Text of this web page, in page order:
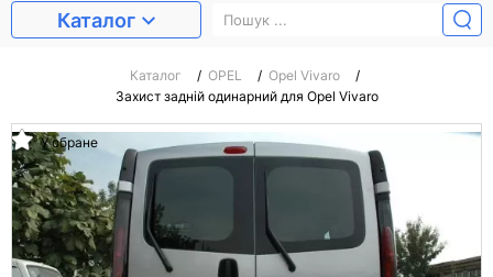
Каталог
Каталог / OPEL / Opel Vivaro
/
Захист задній одинарний для Opel Vivaro
У обране